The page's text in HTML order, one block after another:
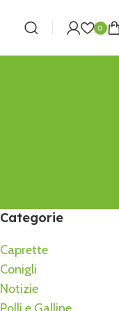
0
Categorie
Caprette
Conigli
Notizie